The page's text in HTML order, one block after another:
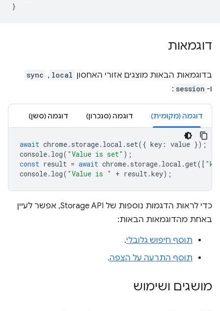
}
דוגמאות
בדוגמאות הבאות מוצגים אזורי האחסון local
,
sync
ו- session
:
דוגמה (מקומית) דוגמה (סנכרון) דוגמה (סשן)
await chrome. storage. local . set({ key : value });
console. log( "Value is set" );
const result = await chrome. storage. local .get([
console. log( "Value is " + result.key);
כדי לראות הדגמות נוספות של Storage API, אפשר לעיין
באחת מהדוגמאות הבאות:
תוסף חיפוש גלובלי.
תוסף התרעה על הצפה.
מושגים ושימוש